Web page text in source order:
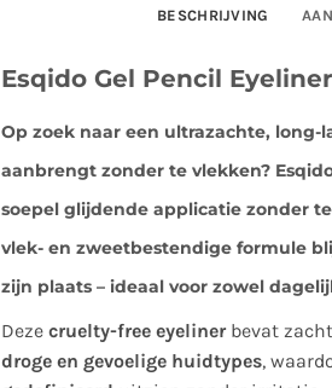
BESCHRIJVING
Esqido Gel Pencil
Op zoek naar een ultrazachte, long-
aanbrengt zonder te vlekken?
soepel glijdende applicatie zonder
vlek- en zweetbestendige formule
zijn plaats – ideaal voor zowel
Deze cruelty-free eyelinerbevat
droge en gevoelige huidtypes,